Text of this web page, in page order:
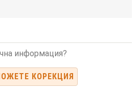
информация?
КОРЕКЦИЯ